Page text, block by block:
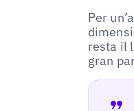
Per
resta il
gran